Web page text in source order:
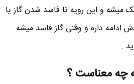
میشه و این رویه تا فاسد شدن گاز یا
داره و وقتی گاز فاسد میشه
.